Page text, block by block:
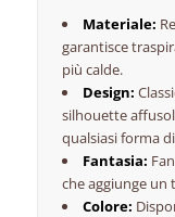
Materiale:
garantisce
più calde.
Design:
silhouette
qualsiasi forma
Fantasia:
che aggiunge
Colore: